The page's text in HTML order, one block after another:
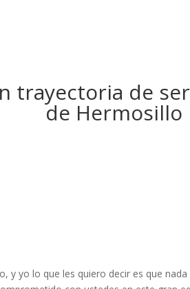
trayectoria de
de Hermosillo
y yo lo que les quiero decir es que nada